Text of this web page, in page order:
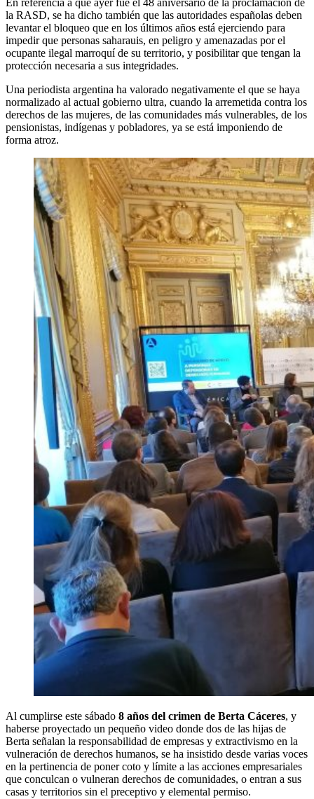
En referencia a que ayer fue el 48 aniversario de la proclamación de
la RASD, se ha dicho también que las autoridades españolas deben
levantar el bloqueo que en los últimos años está ejerciendo para
impedir que personas saharauis, en peligro y amenazadas por el
ocupante ilegal marroquí de su territorio, y posibilitar que tengan la
protección necesaria a sus integridades.
Una periodista argentina ha valorado negativamente el que se haya
normalizado al actual gobierno ultra, cuando la arremetida contra los
derechos de las mujeres, de las comunidades más vulnerables, de los
pensionistas, indígenas y pobladores, ya se está imponiendo de
forma atroz.
Al cumplirse este sábado 8 años del crimen de Berta Cáceres, y
haberse proyectado un pequeño video donde dos de las hijas de
Berta señalan la responsabilidad de empresas y extractivismo en la
vulneración de derechos humanos, se ha insistido desde varias voces
en la pertinencia de poner coto y límite a las acciones empresariales
que conculcan o vulneran derechos de comunidades, o entran a sus
casas y territorios sin el preceptivo y elemental permiso.